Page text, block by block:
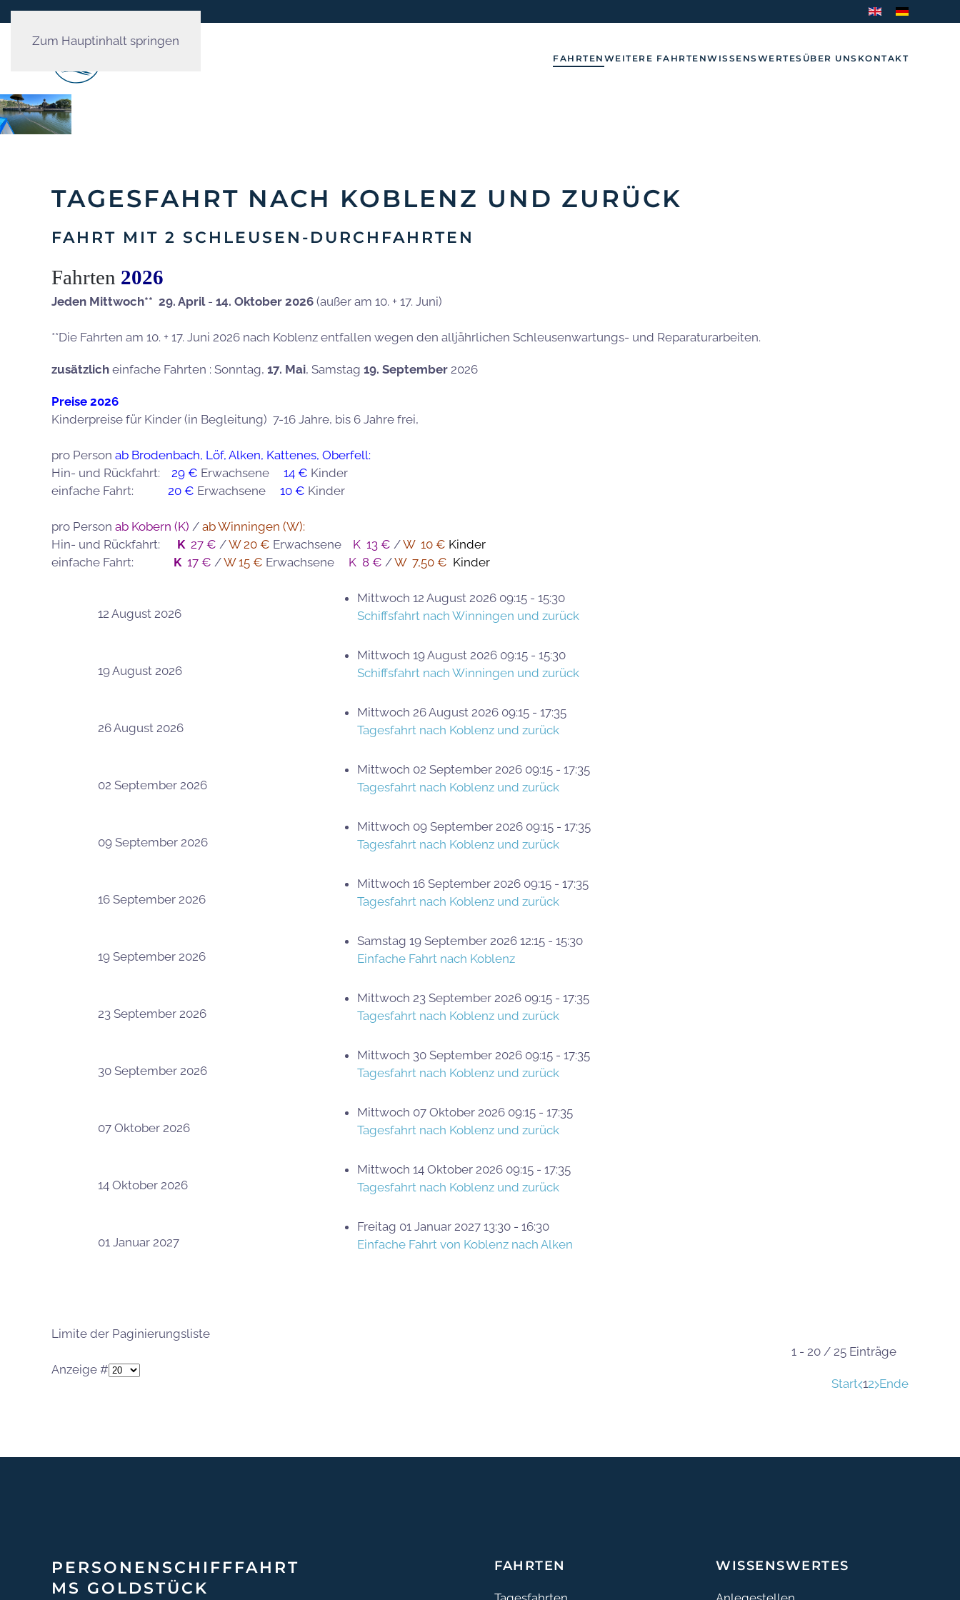
Zum Hauptinhalt springen
FAHRTEN WEITERE FAHRTENWISSENSWERTES ÜBER UNS KONTAKT
TAGESFAHRT NACH KOBLENZ UND ZURÜCK
FAHRT MIT 2 SCHLEUSEN-DURCHFAHRTEN
Fahrten 2026
Jeden Mittwoch** 29. April- 14. Oktober 2026 (außer am 10. + 17. Juni)
**Die Fahrten am 10. + 17. Juni 2026 nach Koblenz entfallen wegen den alljährlichen Schleusenwartungs- und Reparaturarbeiten.
zusätzlich einfache Fahrten : Sonntag, 17. Mai, Samstag 19. September 2026
Preise 2026
Kinderpreise für Kinder (in Begleitung) 7-16 Jahre, bis 6 Jahre frei,
pro Person ab Brodenbach, Löf, Alken, Kattenes, Oberfell:
Hin- und Rückfahrt: 29 € Erwachsene 14 € Kinder
einfache Fahrt: 20 € Erwachsene 10 € Kinder
pro Person ab Kobern (K) / ab Winningen (W):
Hin- und Rückfahrt:
K27 € /W 20 € Erwachsene K 13 € /W 10 € Kinder
einfache Fahrt:
K17 € /W 15 € Erwachsene K 8 € /W 7,50 € Kinder
12 August 2026
Mittwoch 12 August 2026 09:15 - 15:30
Schiffsfahrt nach Winningen und zurück
19 August 2026
Mittwoch 19 August 2026 09:15 - 15:30
Schiffsfahrt nach Winningen und zurück
26 August 2026
Mittwoch 26 August 2026 09:15 - 17:35
Tagesfahrt nach Koblenz und zurück
02 September 2026
Mittwoch 02 September 2026 09:15 - 17:35
Tagesfahrt nach Koblenz und zurück
09 September 2026
Mittwoch 09 September 2026 09:15 - 17:35
Tagesfahrt nach Koblenz und zurück
16 September 2026
Mittwoch 16 September 2026 09:15 - 17:35
Tagesfahrt nach Koblenz und zurück
19 September 2026
Samstag 19 September 2026 12:15 - 15:30
Einfache Fahrt nach Koblenz
23 September 2026
Mittwoch 23 September 2026 09:15 - 17:35
Tagesfahrt nach Koblenz und zurück
30 September 2026
Mittwoch 30 September 2026 09:15 - 17:35
Tagesfahrt nach Koblenz und zurück
07 Oktober 2026
Mittwoch 07 Oktober 2026 09:15 - 17:35
Tagesfahrt nach Koblenz und zurück
14 Oktober 2026
Mittwoch 14 Oktober 2026 09:15 - 17:35
Tagesfahrt nach Koblenz und zurück
01 Januar 2027
Freitag 01 Januar 2027 13:30 - 16:30
Einfache Fahrt von Koblenz nach Alken
Limite der Paginierungsliste
1 - 20 / 25 Einträge
Anzeige #
Start 12 Ende
PERSONEN­SCHIFF­FAHRT
MS GOLDSTÜCK
FAHRTEN WISSENSWERTES